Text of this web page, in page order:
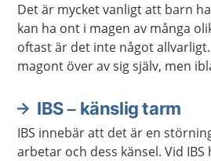
Det är mycket vanligt att barn
kan ha ont i magen av många
oftast är det inte något
magont över av sig själv, men
IBS – känslig tarm
IBS innebär att det är en
arbetar och dess känsel. Vid